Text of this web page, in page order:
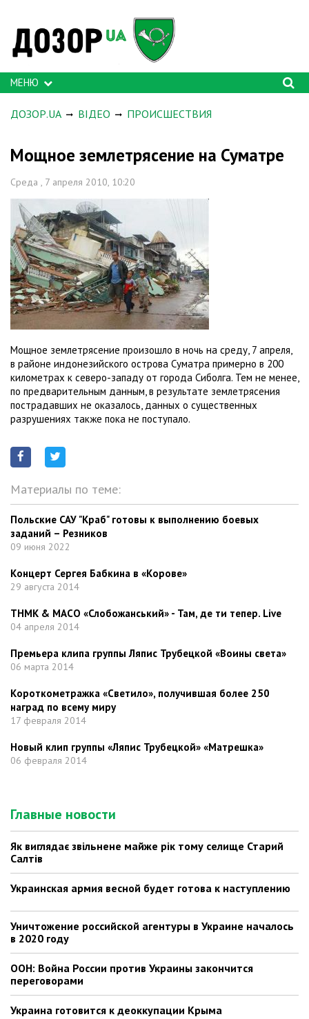
МЕНЮ
ДОЗОР.UA ВІДЕО ПРОИСШЕСТВИЯ
Мощное землетрясение на Суматре
Среда , 7 апреля 2010, 10:20
Мощное землетрясение произошло в ночь на среду, 7 апреля,
в районе индонезийского острова Суматра примерно в 200
километрах к северо-западу от города Сиболга. Тем не менее,
по предварительным данным, в результате землетрясения
пострадавших не оказалось, данных о существенных
разрушениях также пока не поступало.
Материалы по теме:
Польские САУ "Краб" готовы к выполнению боевых
заданий – Резников
09 июня 2022
Концерт Сергея Бабкина в «Корове»
29 августа 2014
ТНМК & МАСО «Слобожанський» - Там, де ти тепер. Live
04 апреля 2014
Премьера клипа группы Ляпис Трубецкой «Воины света»
06 марта 2014
Короткометражка «Светило», получившая более 250
наград по всему миру
17 февраля 2014
Новый клип группы «Ляпис Трубецкой» «Матрешка»
06 февраля 2014
Главные новости
Як виглядає звільнене майже рік тому селище Старий
Салтів
Украинская армия весной будет готова к наступлению
Уничтожение российской агентуры в Украине началось
в 2020 году
ООН: Война России против Украины закончится
переговорами
Украина готовится к деоккупации Крыма